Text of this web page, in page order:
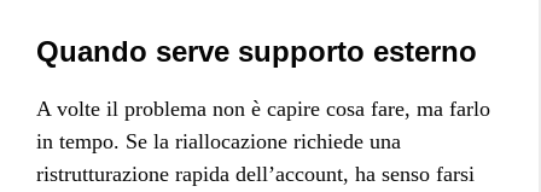
Quando serve supporto esterno
A volte il problema non è capire cosa fare, ma farlo
in tempo. Se la riallocazione richiede una
ristrutturazione rapida dell’account, ha senso farsi